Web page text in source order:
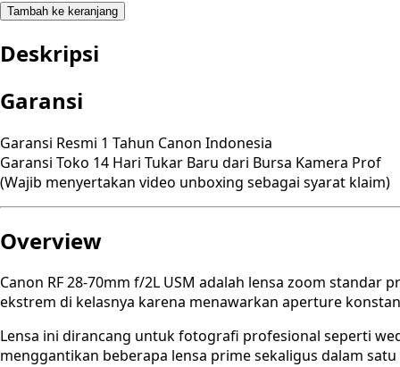
Tambah ke keranjang
Deskripsi
Garansi
Garansi Resmi 1 Tahun Canon Indonesia
Garansi Toko 14 Hari Tukar Baru dari Bursa Kamera Prof
(Wajib menyertakan video unboxing sebagai syarat klaim)
Overview
Canon RF 28-70mm f/2L USM adalah lensa zoom
ekstrem di kelasnya karena menawarkan aperture
Lensa ini dirancang untuk fotografi profesional seperti
menggantikan beberapa lensa prime sekaligus dalam